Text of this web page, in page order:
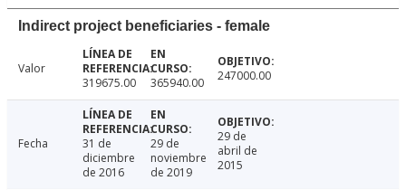
Indirect project beneficiaries - female
Valor
319675.00
365940.00 247000.00
Fecha
31 de
diciembre
de 2016
29 de
noviembre
de 2019
29 de
abril de
2015